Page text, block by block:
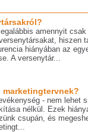
amennyit
hiszen
hiányában az
A versenytár...
marketingtervnek?
- nem lehet
nélkül. Ezek
csupán, és